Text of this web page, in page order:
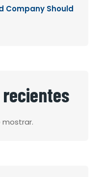
Company Should
mostrar.